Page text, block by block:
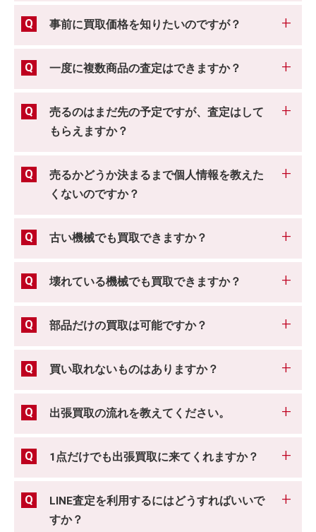
事前に買取価格を知りたいのですが？
一度に複数商品の査定はできますか？
売るのはまだ先の予定ですが、査定はして
もらえますか？
売るかどうか決まるまで個人情報を教えた
くないのですか？
古い機械でも買取できますか？
壊れている機械でも買取できますか？
部品だけの買取は可能ですか？
買い取れないものはありますか？
出張買取の流れを教えてください。
1点だけでも出張買取に来てくれますか？
LINE査定を利用するにはどうすればいいで
すか？